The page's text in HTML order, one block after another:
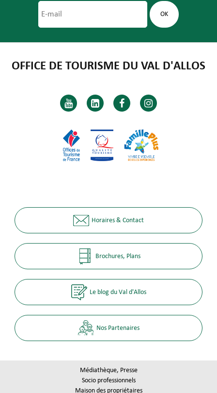
OFFICE DE TOURISME DU VAL D'ALLOS
Horaires & Contact
Brochures, Plans
Le blog du Val d'Allos
Nos Partenaires
Médiathèque, Presse
Socio professionnels
Maison des propriétaires